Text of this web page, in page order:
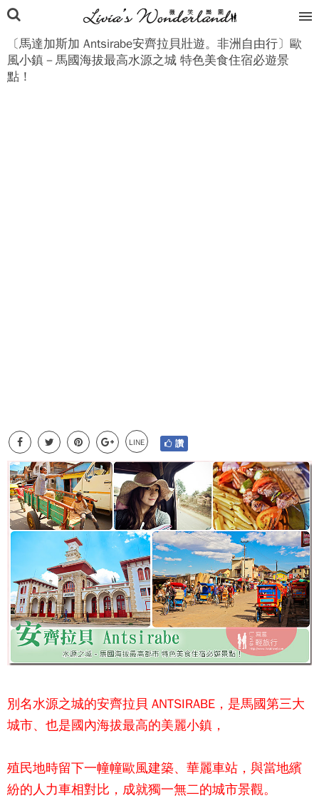
〔馬達加斯加 Antsirabe安齊拉貝壯遊。非洲自由行〕歐
風小鎮－馬國海拔最高水源之城 特色美食住宿必遊景
點！
LINE 讚
別名水源之城的安齊拉貝 ANTSIRABE，是馬國第三大
城市、也是國內海拔最高的美麗小鎮，
殖民地時留下一幢幢歐風建築、華麗車站，與當地繽
紛的人力車相對比，成就獨一無二的城市景觀。